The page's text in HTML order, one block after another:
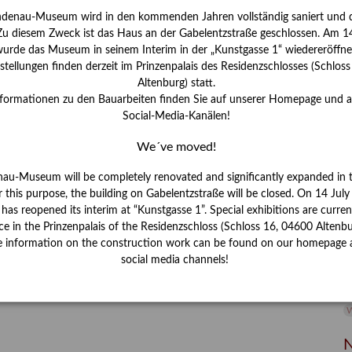
– Familie und Freunde im Werk des
(Part I/III)
am Lindenau-Museum Altenburg
George Grosz den Menschen auf dem Kriegsfeld
widmeten, fand Conrad Felixmüller Freude und Halt darin,
Kunstwissenschaftlerin Karoline Schmidt widmet sich
und vorab in insgesamt drei Blogbeiträgen.
Museum wird in den kommenden Jahren vollständig saniert und
diesem Zweck ist das Haus an der Gabelentzstraße geschlossen. Am
das Museum in seinem Interim in der „Kunstgasse 1“
finden derzeit im Prinzenpalais des Residenzschlosses
Altenburg) statt.
zu den Bauarbeiten finden Sie auf unserer Homepage und
Social-Media-Kanälen!
We´ve moved!
Museum will be completely renovated and significantly expanded in
this purpose, the building on Gabelentzstraße will be closed. On 14
reopened its interim at “Kunstgasse 1”. Special exhibitions are
in the Prinzenpalais of the Residenzschloss (Schloss 16, 04600
information on the construction work can be found on our homepage
social media channels!